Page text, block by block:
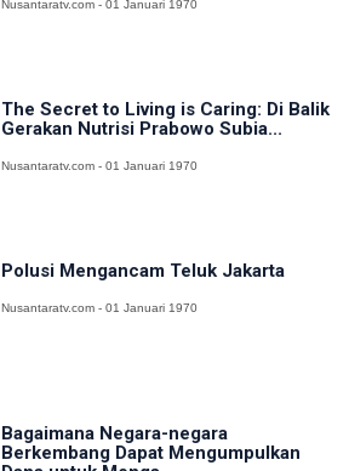
Nusantaratv.com - 01 Januari 1970
The Secret to Living is Caring: Di Balik
Gerakan Nutrisi Prabowo Subia...
Nusantaratv.com - 01 Januari 1970
Polusi Mengancam Teluk Jakarta
Nusantaratv.com - 01 Januari 1970
Bagaimana Negara-negara
Berkembang Dapat Mengumpulkan